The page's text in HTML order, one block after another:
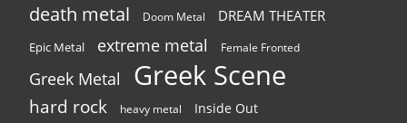
death metal Doom Metal DREAM THEATER
Epic Metal extreme metal Female Fronted
Greek Metal Greek Scene
hard rock heavy metal Inside Out